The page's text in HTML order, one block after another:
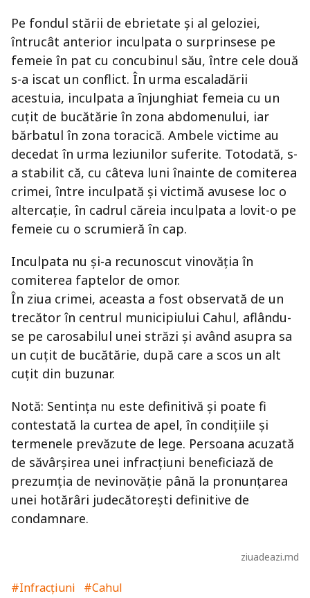
Pe fondul stării de ebrietate și al geloziei,
întrucât anterior inculpata o surprinsese pe
femeie în pat cu concubinul său, între cele două
s-a iscat un conflict. În urma escaladării
acestuia, inculpata a înjunghiat femeia cu un
cuțit de bucătărie în zona abdomenului, iar
bărbatul în zona toracică. Ambele victime au
decedat în urma leziunilor suferite. Totodată, s-
a stabilit că, cu câteva luni înainte de comiterea
crimei, între inculpată și victimă avusese loc o
altercație, în cadrul căreia inculpata a lovit-o pe
femeie cu o scrumieră în cap.
Inculpata nu și-a recunoscut vinovăția în
comiterea faptelor de omor.
În ziua crimei, aceasta a fost observată de un
trecător în centrul municipiului Cahul, aflându-
se pe carosabilul unei străzi și având asupra sa
un cuțit de bucătărie, după care a scos un alt
cuțit din buzunar.
Notă: Sentința nu este definitivă și poate fi
contestată la curtea de apel, în condițiile și
termenele prevăzute de lege. Persoana acuzată
de săvârșirea unei infracțiuni beneficiază de
prezumția de nevinovăție până la pronunțarea
unei hotărâri judecătorești definitive de
condamnare.
ziuadeazi.md
#Infracțiuni
#Cahul